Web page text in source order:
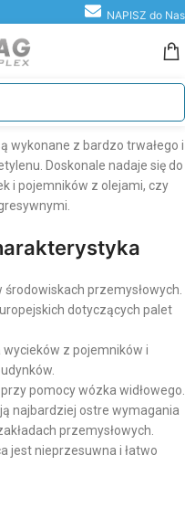
NAPISZ do Nas
wykonane z bardzo trwałego i
Doskonale nadaje się do
i pojemników z olejami, czy
przemysłowych.
dotyczących palet
z pojemników i
pomocy wózka widłowego.
najbardziej ostre wymagania
przemysłowych.
jest nieprzesuwna i łatwo